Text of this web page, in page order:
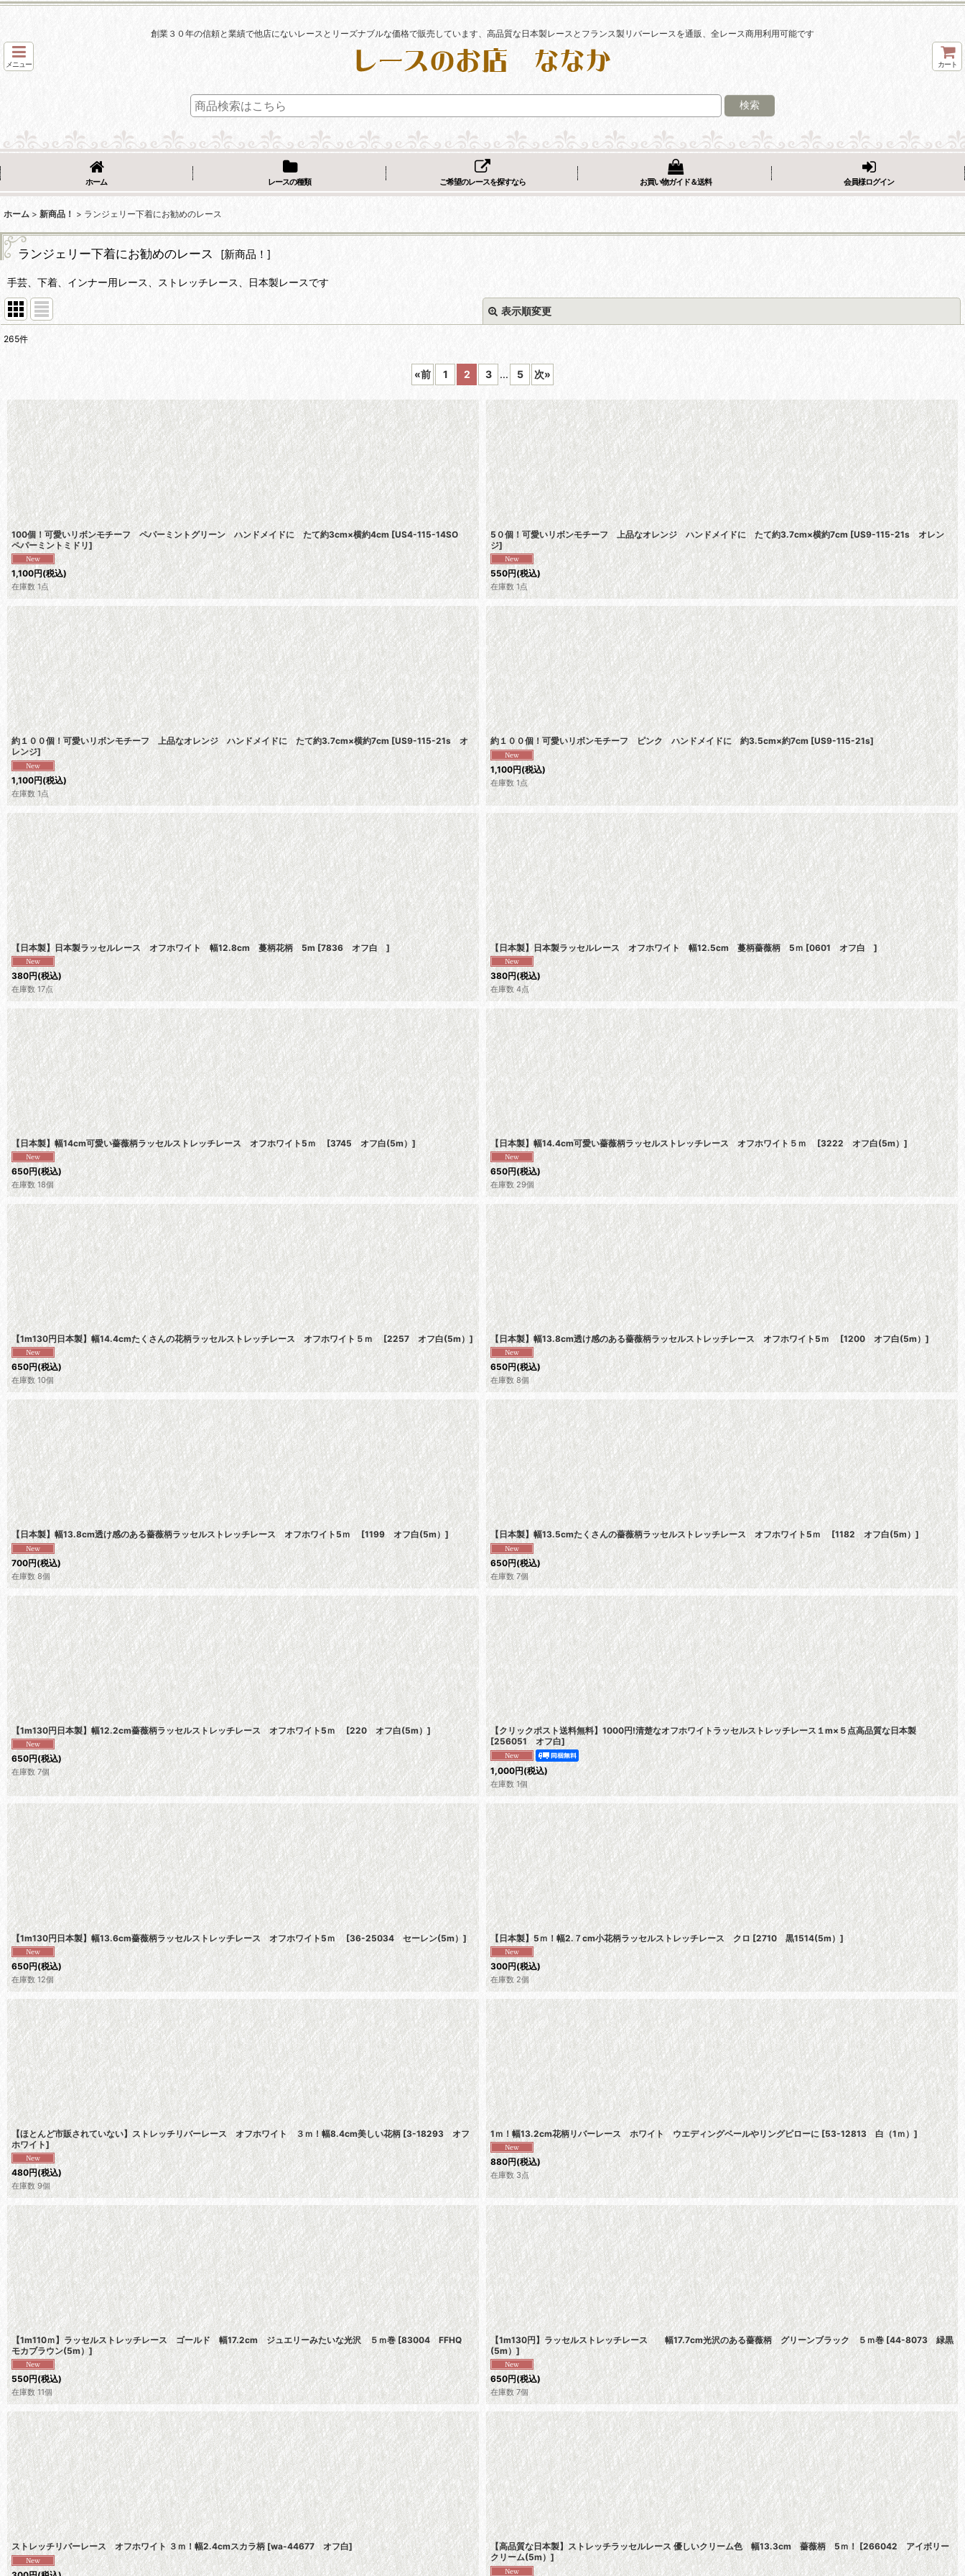
創業３０年の信頼と業績で他店にないレースとリーズナブルな価格で販売しています、高品質な日本製レースとフランス製リバーレースを通販、全レース商用利用可能です
メニュー カート
検索
ホーム レースの種類 ご希望のレースを探すなら お買い物ガイド＆送料 会員様ログイン
ホーム > 新商品！ > ランジェリー下着にお勧めのレース
ランジェリー下着にお勧めのレース [新商品！ ]
手芸、下着、インナー用レース、ストレッチレース、日本製レースです
表示順変更
並び順 :
絞り込む
265件
«前 1 2 3 ... 5 次»
100個！可愛いリボンモチーフ ペパーミントグリーン ハンドメイドに たて約3cm×横約4cm [US4-115-14SO
ペパーミントミドリ]
1,100円(税込)
在庫数 1点
5０個！可愛いリボンモチーフ 上品なオレンジ ハンドメイドに たて約3.7cm×横約7cm [US9-115-21s オレン
ジ]
550円(税込)
在庫数 1点
約１００個！可愛いリボンモチーフ 上品なオレンジ ハンドメイドに たて約3.7cm×横約7cm [US9-115-21s オ
レンジ]
1,100円(税込)
在庫数 1点
約１００個！可愛いリボンモチーフ ピンク ハンドメイドに 約3.5cm×約7cm [US9-115-21s]
1,100円(税込)
在庫数 1点
【日本製】日本製ラッセルレース オフホワイト 幅12.8cm 蔓柄花柄 5m [7836 オフ白]
380円(税込)
在庫数 17点
【日本製】日本製ラッセルレース オフホワイト 幅12.5cm 蔓柄薔薇柄 5ｍ [0601 オフ白]
380円(税込)
在庫数 4点
【日本製】幅14cm可愛い薔薇柄ラッセルストレッチレース オフホワイト5ｍ [3745 オフ白(5m）]
650円(税込)
在庫数 18個
【日本製】幅14.4cm可愛い薔薇柄ラッセルストレッチレース オフホワイト５ｍ [3222 オフ白(5m）]
650円(税込)
在庫数 29個
【1m130円日本製】幅14.4cmたくさんの花柄ラッセルストレッチレース オフホワイト５ｍ [2257 オフ白(5m） ]
650円(税込)
在庫数 10個
【日本製】幅13.8cm透け感のある薔薇柄ラッセルストレッチレース オフホワイト5ｍ [1200 オフ白(5m）]
650円(税込)
在庫数 8個
【日本製】幅13.8cm透け感のある薔薇柄ラッセルストレッチレース オフホワイト5ｍ [1199 オフ白(5m）]
700円(税込)
在庫数 8個
【日本製】幅13.5cmたくさんの薔薇柄ラッセルストレッチレース オフホワイト5ｍ [1182 オフ白(5m）]
650円(税込)
在庫数 7個
【1m130円日本製】幅12.2cm薔薇柄ラッセルストレッチレース オフホワイト5ｍ [220 オフ白(5m）]
650円(税込)
在庫数 7個
【クリックポスト送料無料】1000円!清楚なオフホワイトラッセルストレッチレース１m×５点高品質な日本製
[256051 オフ白]
1,000円(税込)
在庫数 1個
【1m130円日本製】幅13.6cm薔薇柄ラッセルストレッチレース オフホワイト5ｍ [36-25034 セーレン(5m）]
650円(税込)
在庫数 12個
【日本製】5ｍ！幅2.７cm小花柄ラッセルストレッチレース クロ [2710 黒1514(5m）]
300円(税込)
在庫数 2個
【ほとんど市販されていない】ストレッチリバーレース オフホワイト ３ｍ！幅8.4cm美しい花柄 [3-18293 オフ
ホワイト]
480円(税込)
在庫数 9個
1ｍ！幅13.2cm花柄リバーレース ホワイト ウエディングベールやリングピローに [53-12813 白（1ｍ）]
880円(税込)
在庫数 3点
【1m110ｍ】ラッセルストレッチレース ゴールド 幅17.2cm ジュエリーみたいな光沢 ５ｍ巻 [83004 FFHQ
モカブラウン(5m） ]
550円(税込)
在庫数 11個
【1m130円】ラッセルストレッチレース 幅17.7cm光沢のある薔薇柄 グリーンブラック ５ｍ巻 [44-8073 緑黒
(5m）]
650円(税込)
在庫数 7個
ストレッチリバーレース オフホワイト ３ｍ！幅2.4cmスカラ柄 [wa-44677 オフ白] 【高品質な日本製】ストレッチラッセルレース 優しいクリーム色 幅13.3cm 薔薇柄 5ｍ！ [266042 アイボリー
クリーム(5m）]